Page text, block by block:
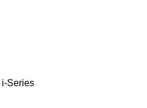
i-Series